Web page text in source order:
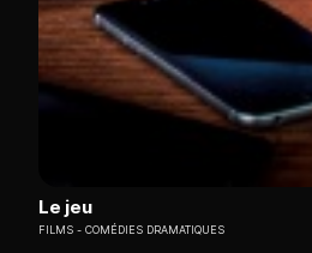
Le jeu
FILMS COMÉDIES DRAMATIQUES